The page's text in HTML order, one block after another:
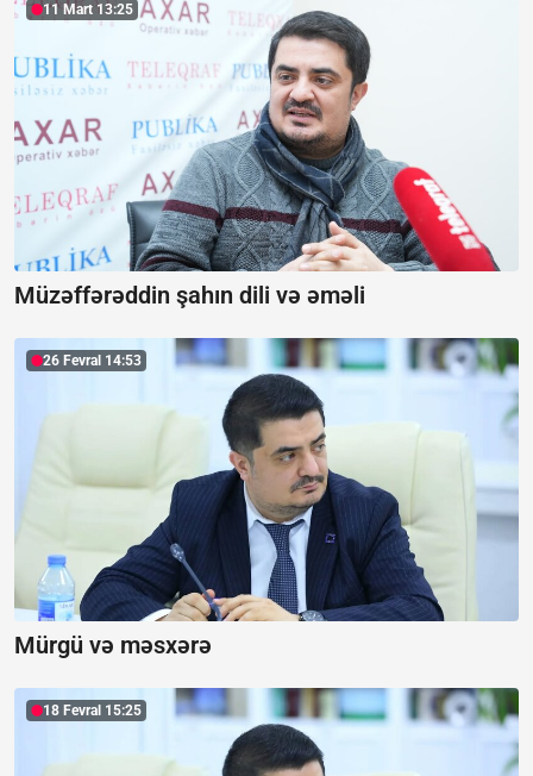
11 Mart 13:25
Müzəffərəddin şahın dili və əməli
26 Fevral 14:53
Mürgü və məsxərə
18 Fevral 15:25